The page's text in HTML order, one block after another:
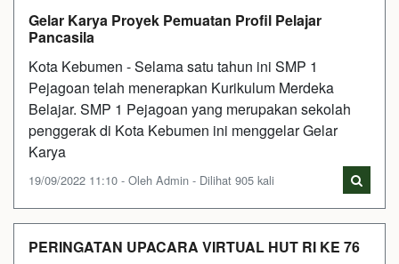
Gelar Karya Proyek Pemuatan Profil Pelajar
Pancasila
Kota Kebumen - Selama satu tahun ini SMP 1
Pejagoan telah menerapkan Kurikulum Merdeka
Belajar. SMP 1 Pejagoan yang merupakan sekolah
penggerak di Kota Kebumen ini menggelar Gelar
Karya
19/09/2022 11:10 - Oleh Admin - Dilihat 905 kali
PERINGATAN UPACARA VIRTUAL HUT RI KE 76